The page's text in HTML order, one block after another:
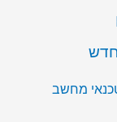
מחשב